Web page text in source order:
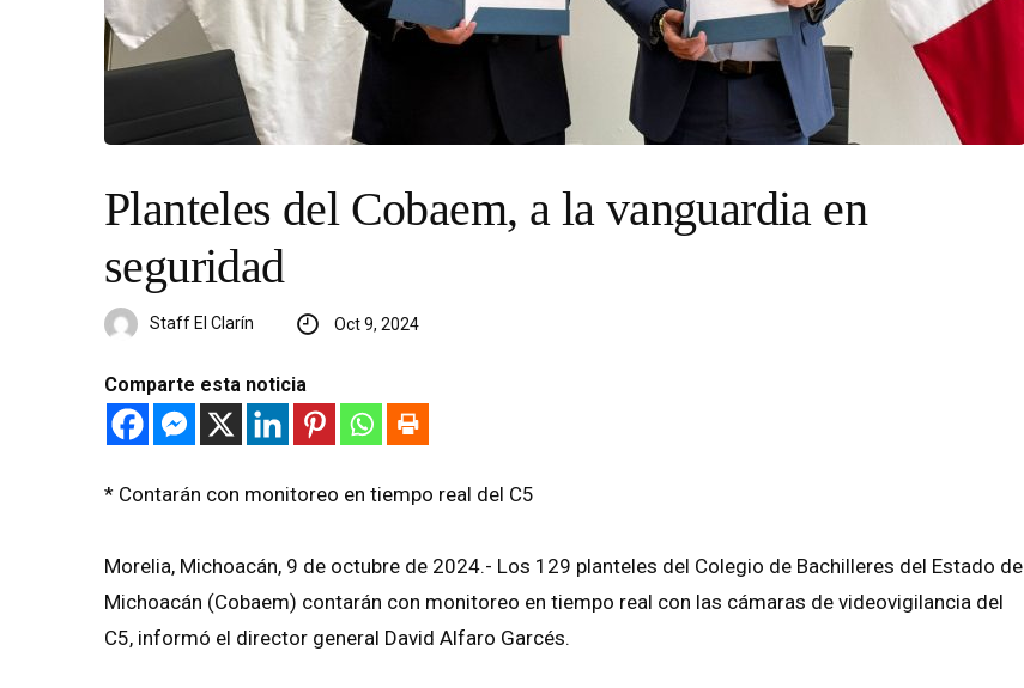
Planteles del Cobaem, a la vanguardia en
seguridad
Staff El Clarín Oct 9, 2024
Comparte esta noticia
* Contarán con monitoreo en tiempo real del C5
Morelia, Michoacán, 9 de octubre de 2024.- Los 129 planteles del Colegio de Bachilleres del Estado de
Michoacán (Cobaem) contarán con monitoreo en tiempo real con las cámaras de videovigilancia del
C5, informó el director general David Alfaro Garcés.